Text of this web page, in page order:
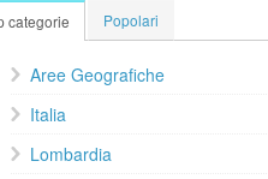
categorie Popolari
Aree Geografiche
Italia
Lombardia